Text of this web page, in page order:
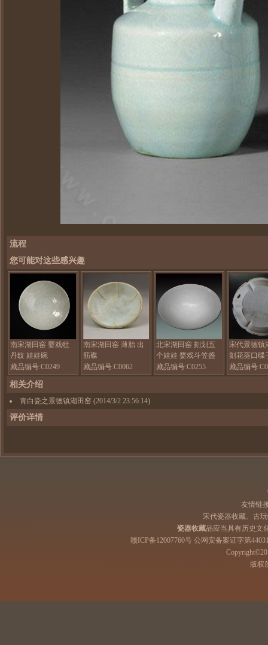
流程
您可能对这些感兴趣
南宋湖田窑 婴戏牡
丹纹 娃娃碗
藏品编号:C0249
南宋湖田窑 薄胎 出
筋碟
藏品编号:C0062
北宋湖田窑 刻划五
个娃娃 婴戏斗笠盏
藏品编号:C0255
宋代景德镇
刻花葵口碟
碟
藏品编号
相关介绍
青白瓷之景德镇湖田窑 (2014/3/2 23:56:14)
评价详情
友情链
宋代瓷器收藏、古
瓷器收藏品应当具有历史文
赣ICP备12007760号 公网安备案证字第
版权